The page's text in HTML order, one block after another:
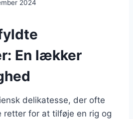
2024
En lækker
delikatesse, der ofte
retter for at tilføje en rig og